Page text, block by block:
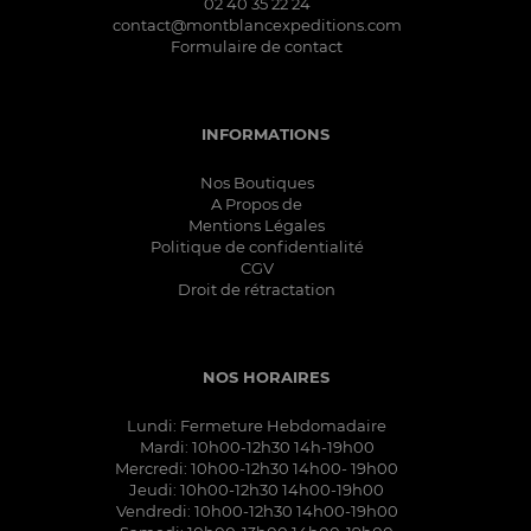
contact@montblancexpeditions.com
Formulaire de contact
INFORMATIONS
Nos Boutiques
A Propos de
Mentions Légales
Politique de confidentialité
CGV
Droit de rétractation
NOS HORAIRES
Lundi: Fermeture Hebdomadaire
Mardi: 10h00-12h30 14h-19h00
Mercredi: 10h00-12h30 14h00- 19h00
Jeudi: 10h00-12h30 14h00-19h00
Vendredi: 10h00-12h30 14h00-19h00